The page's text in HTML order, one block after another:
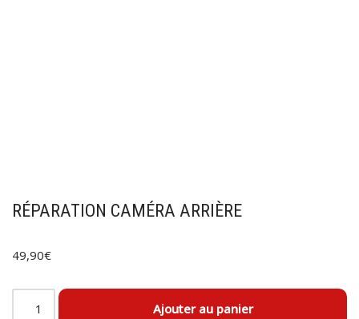
RÉPARATION CAMÉRA ARRIÈRE
49,90€
Ajouter au panier